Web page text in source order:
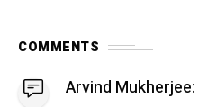
COMMENTS
Arvind Mukherjee: